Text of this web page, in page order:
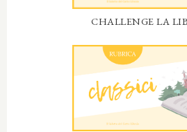
CHALLENGE LA